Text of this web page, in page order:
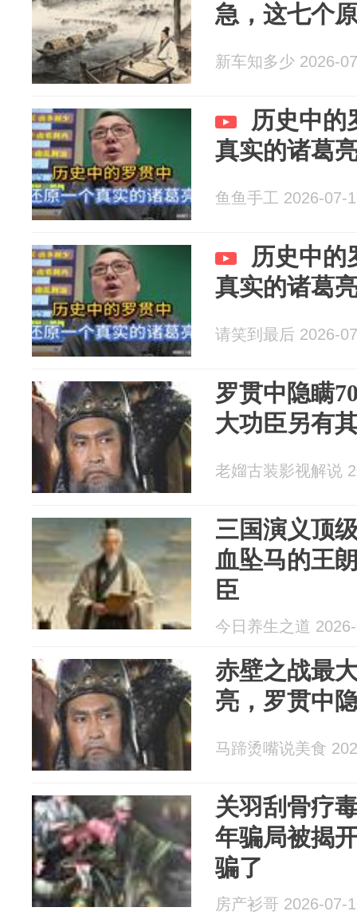
急，这七个
新车知多少 2026-
历史中的
真实的诸葛
鱼鱼手工 2026-07-
历史中的
真实的诸葛
请笑到最后 2026-
罗贯中隐瞒
大功臣另有
老媹古装影视解说
三国演义顶
血坠马的王
臣
今日养生之道
赤壁之战最
亮，罗贯中
马蹄烫嘴说美食
关羽刮骨疗
年骗局被揭
骗了
房产衫哥 2026-07-